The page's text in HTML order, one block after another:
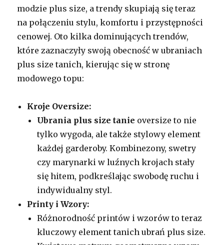
modzie plus size, a trendy skupiają się teraz
na połączeniu stylu, komfortu i przystępności
cenowej. Oto kilka dominujących trendów,
które zaznaczyły swoją obecność w ubraniach
plus size tanich, kierując się w stronę
modowego topu:
Kroje Oversize:
Ubrania plus size tanie oversize to nie
tylko wygoda, ale także stylowy element
każdej garderoby. Kombinezony, swetry
czy marynarki w luźnych krojach stały
się hitem, podkreślając swobodę ruchu i
indywidualny styl.
Printy i Wzory:
Różnorodność printów i wzorów to teraz
kluczowy element tanich ubrań plus size.